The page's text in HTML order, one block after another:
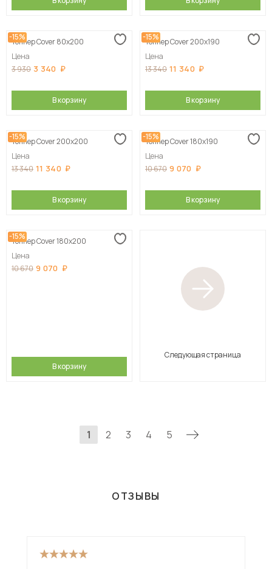
-15%
Топпер Cover 80х200
Цена
3 930 3 340
В корзину
-15%
Топпер Cover 200х190
Цена
13 340 11 340
В корзину
-15%
Топпер Cover 200х200
Цена
13 340 11 340
В корзину
-15%
Топпер Cover 180х190
Цена
10 670 9 070
В корзину
-15%
Топпер Cover 180х200
Цена
10 670 9 070
В корзину
Следующая страница
1 2 3 4 5
ОТЗЫВЫ